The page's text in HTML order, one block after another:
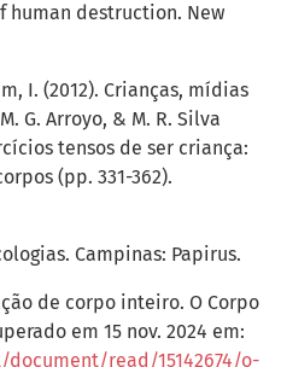
human destruction. New
I. (2012). Crianças, mídias
G. Arroyo, & M. R. Silva
tensos de ser criança:
(pp. 331-362).
Campinas: Papirus.
de corpo inteiro. O Corpo
em 15 nov. 2024 em:
read/15142674/o-